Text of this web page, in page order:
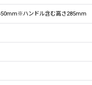
ハンドル含む高さ285mm